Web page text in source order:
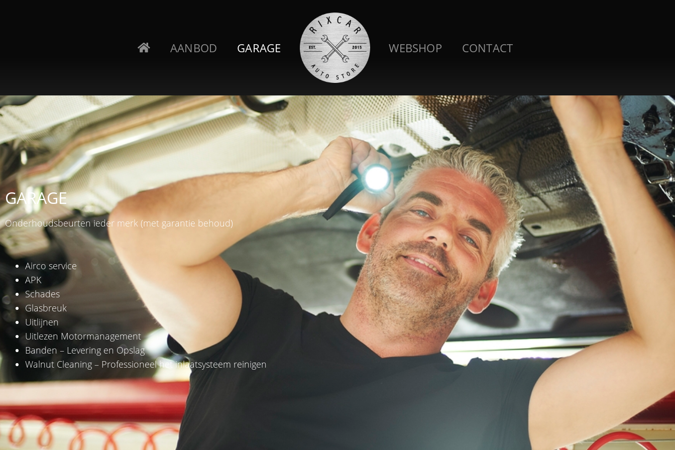
AANBOD GARAGE WEBSHOP CONTACT
GARAGE
Onderhoudsbeurten ieder merk (met garantie behoud)
Airco service
APK
Schades
Glasbreuk
Uitlijnen
Uitlezen Motormanagement
Banden – Levering en Opslag
Walnut Cleaning – Professioneel het inlaatsysteem reinigen